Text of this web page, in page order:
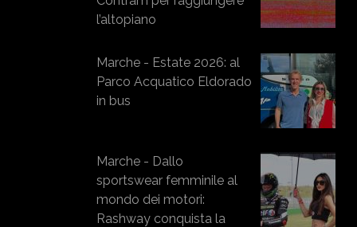
l’altopiano
Marche - Estate 2026: al
Parco Acquatico Eldorado
in bus
Marche - Dallo
sportswear femminile al
mondo dei motori:
Rashway conquista la